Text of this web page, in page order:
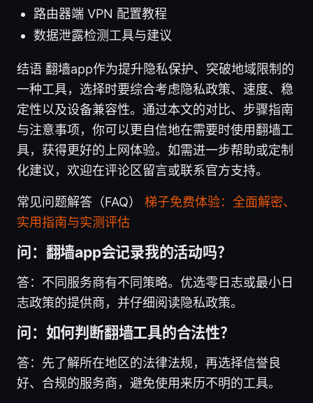
路由器端 VPN 配置教程
数据泄露检测工具与建议
结语 翻墙app作为提升隐私保护、突破地域限制的
一种工具，选择时要综合考虑隐私政策、速度、稳
定性以及设备兼容性。通过本文的对比、步骤指南
与注意事项，你可以更自信地在需要时使用翻墙工
具，获得更好的上网体验。如需进一步帮助或定制
化建议，欢迎在评论区留言或联系官方支持。
常见问题解答（FAQ） 梯子免费体验：全面解密、
实用指南与实测评估
问：翻墙app会记录我的活动吗？
答：不同服务商有不同策略。优选零日志或最小日
志政策的提供商，并仔细阅读隐私政策。
问：如何判断翻墙工具的合法性？
答：先了解所在地区的法律法规，再选择信誉良
好、合规的服务商，避免使用来历不明的工具。